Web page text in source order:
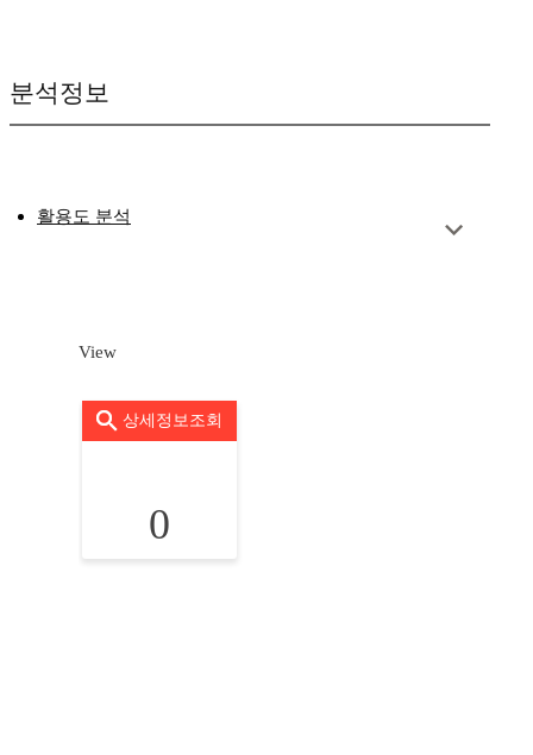
분석정보
활용도 분석
View
상세정보조회
0